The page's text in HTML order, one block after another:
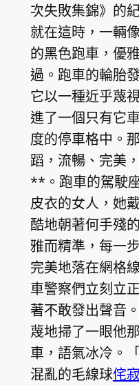
次失敗集錦》的
就在這時，一輛
的黑色跑車，優
過。跑車的輪胎
它以一種近乎蔑
進了一個只有它
度的停車格中。
蹈，流暢、完美
**。跑車的駕駛
皮衣的女人，她
酷地朝著何手殘
雅而精準，每一
完美地落在網格
車警察們立刻立
著不敢發出聲音
蔑地掃了一眼他
車，語氣冰冷。
混亂的毛線球侘